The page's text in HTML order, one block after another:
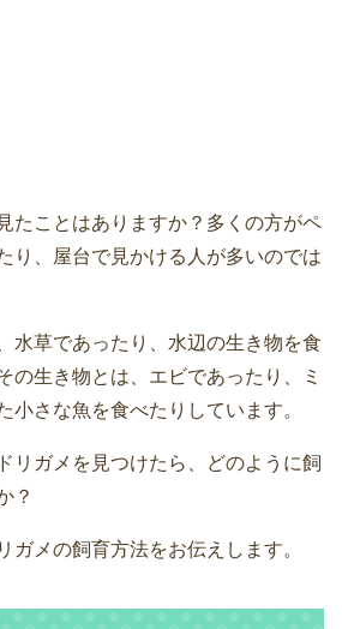
たことはありますか？多くの方がペ
り、屋台で見かける人が多いのでは
水草であったり、水辺の生き物を食
の生き物とは、エビであったり、ミ
小さな魚を食べたりしています。
リガメを見つけたら、どのように飼
？
ガメの飼育方法をお伝えします。